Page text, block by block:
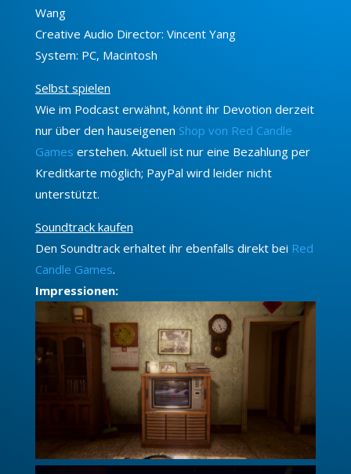
Wang
Creative Audio Director: Vincent Yang
System: PC, Macintosh
Selbst spielen
Wie im Podcast erwähnt, könnt ihr Devotion derzeit
nur über den hauseigenen Shop von Red Candle
Games erstehen. Aktuell ist nur eine Bezahlung per
Kreditkarte möglich; PayPal wird leider nicht
unterstützt.
Soundtrack kaufen
Den Soundtrack erhaltet ihr ebenfalls direkt bei Red
Candle Games.
Impressionen: